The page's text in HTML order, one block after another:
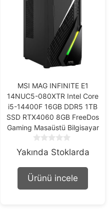
MSI MAG INFINITE E1
14NUC5-080XTR Intel Core
i5-14400F 16GB DDR5 1TB
SSD RTX4060 8GB FreeDos
Gaming Masaüstü Bilgisayar
o
o
f
Yakında Stoklarda
Ürünü incele